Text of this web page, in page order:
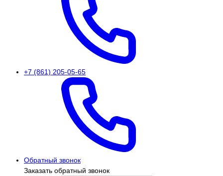
+7 (861) 205-05-65
Обратный звонок
Заказать обратный звонок